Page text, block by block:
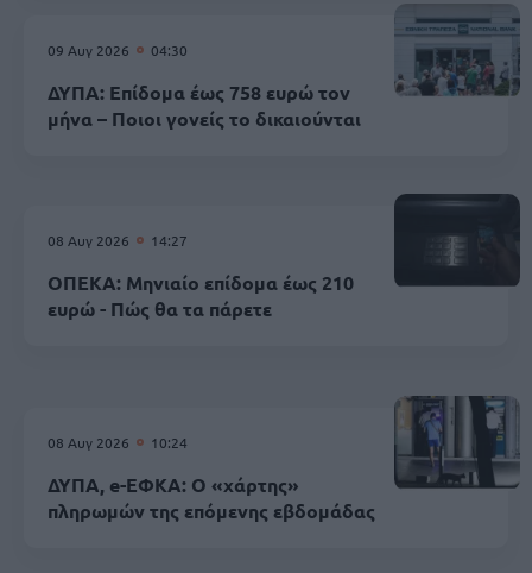
09 Αυγ 2026 04:30
ΔΥΠΑ: Επίδομα έως 758 ευρώ τον
μήνα – Ποιοι γονείς το δικαιούνται
08 Αυγ 2026 14:27
ΟΠΕΚΑ: Μηνιαίο επίδομα έως 210
ευρώ - Πώς θα τα πάρετε
08 Αυγ 2026 10:24
ΔΥΠΑ, e-ΕΦΚΑ: Ο «χάρτης»
πληρωμών της επόμενης εβδομάδας